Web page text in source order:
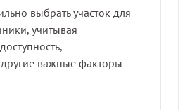
выбрать участок для
учитывая
другие важные факторы